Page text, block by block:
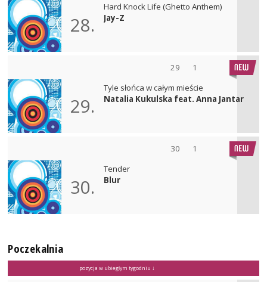
28.
Hard Knock Life (Ghetto Anthem)
Jay-Z
29 1
29.
Tyle słońca w całym mieście
Natalia Kukulska feat. Anna Jantar
30 1
30.
Tender
Blur
Poczekalnia
pozycja w ubiegłym tygodniu ↓